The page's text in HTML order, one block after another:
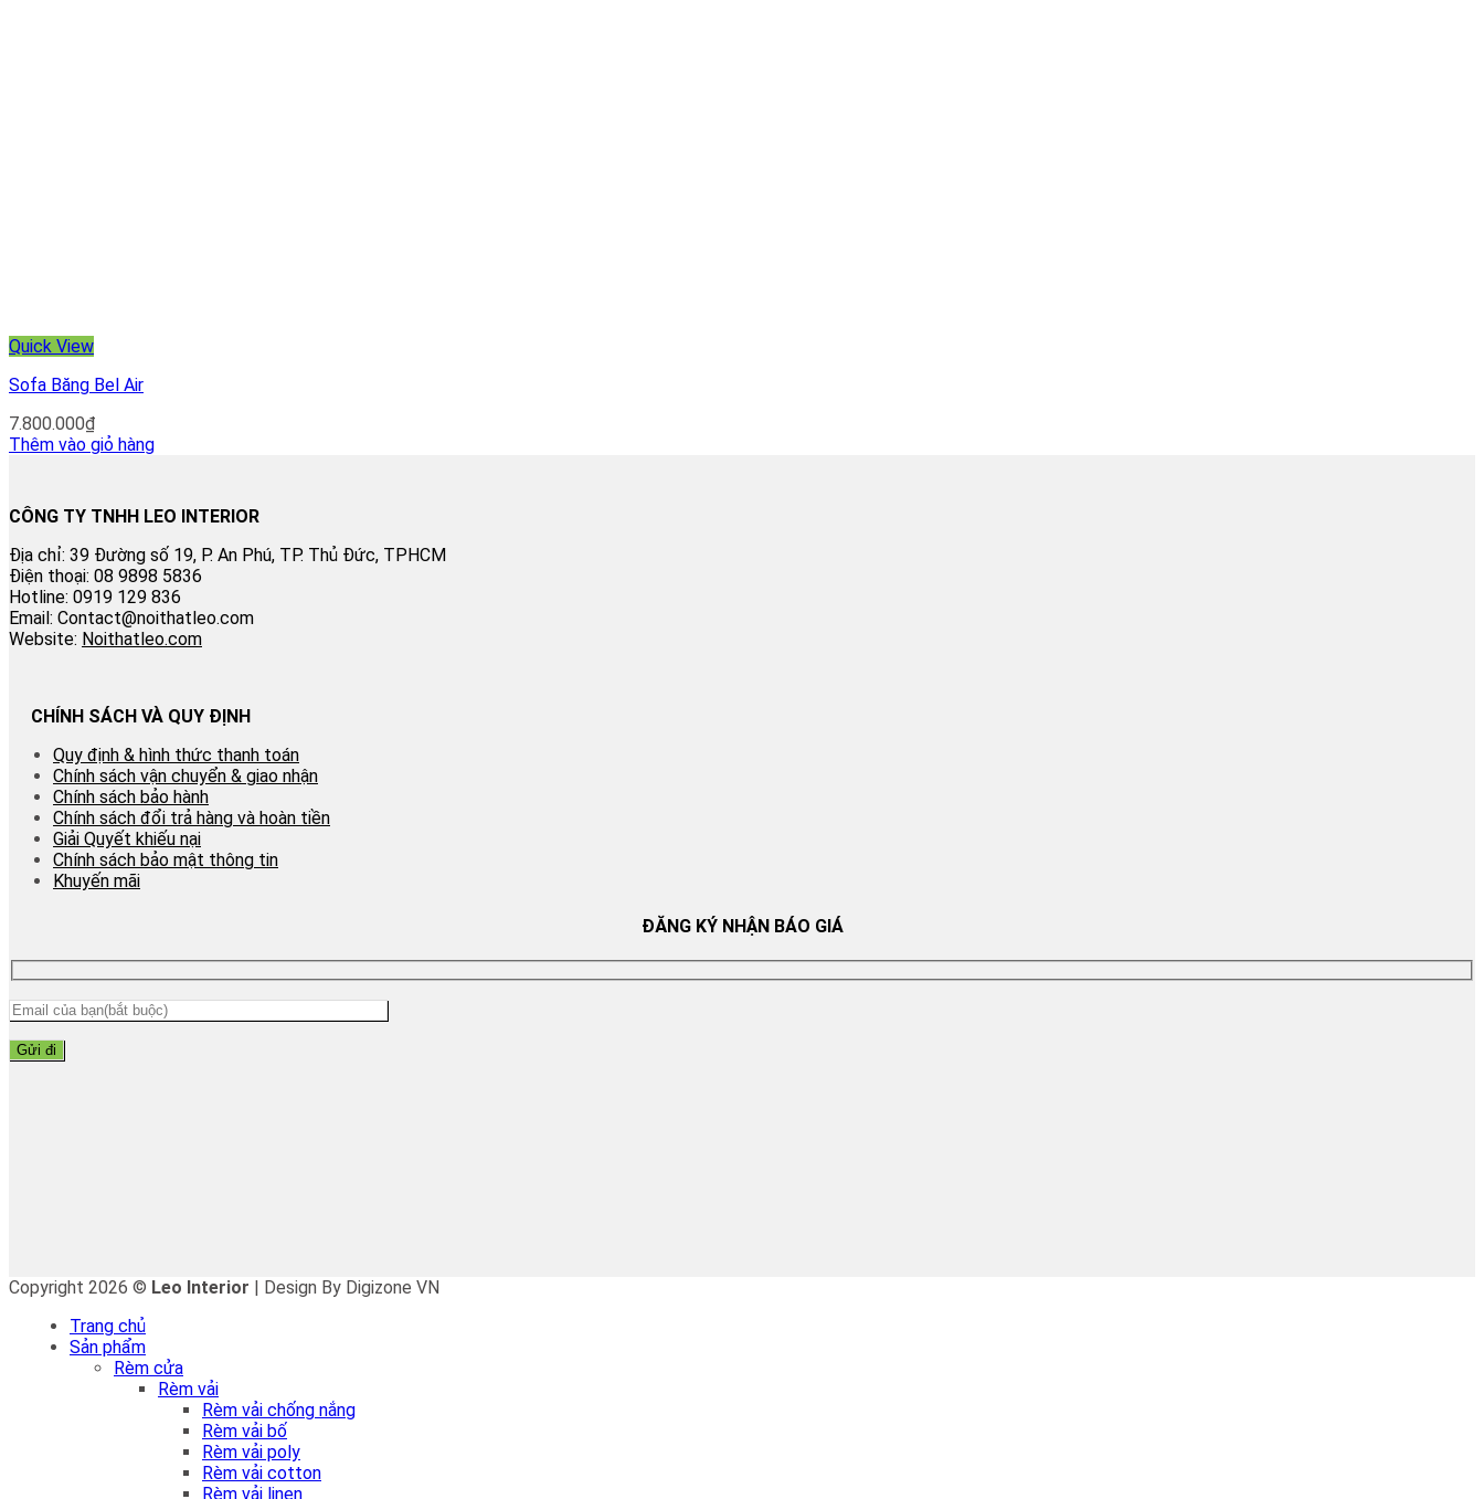
Quick View
Sofa Băng Bel Air
7.800.000₫
Thêm vào giỏ hàng
CÔNG TY TNHH LEO INTERIOR
Địa chỉ: 39 Đường số 19, P. An Phú, TP. Thủ Đức, TPHCM
Điện thoại: 08 9898 5836
Hotline: 0919 129 836
Email: Contact@noithatleo.com
Website: Noithatleo.com
CHÍNH SÁCH VÀ QUY ĐỊNH
Quy định & hình thức thanh toán
Chính sách vận chuyển & giao nhận
Chính sách bảo hành
Chính sách đổi trả hàng và hoàn tiền
Giải Quyết khiếu nại
Chính sách bảo mật thông tin
Khuyến mãi
ĐĂNG KÝ NHẬN BÁO GIÁ
Copyright 2026 © Leo Interior | Design By Digizone VN
Trang chủ
Sản phẩm
Rèm cửa
Rèm vải
Rèm vải chống nắng
Rèm vải bố
Rèm vải poly
Rèm vải cotton
Rèm vải linen